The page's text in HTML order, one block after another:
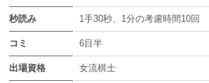
秒読み 1手30秒、1分の考慮時間10回
コミ 6目半
出場資格 女流棋士